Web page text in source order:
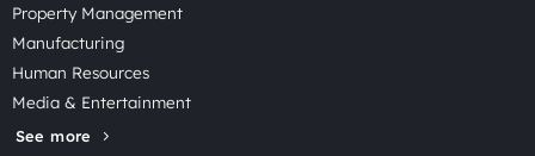
Property Management
Manufacturing
Human Resources
Media & Entertainment
See more